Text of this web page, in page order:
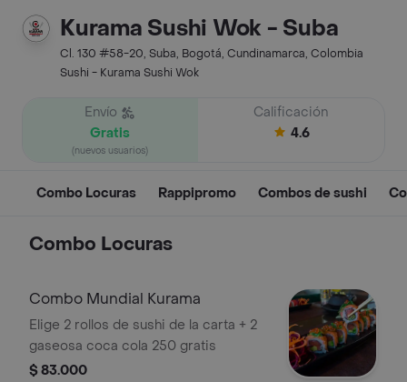
Kurama Sushi Wok - Suba
Cl. 130 #58-20, Suba, Bogotá, Cundinamarca, Colombia
Sushi - Kurama Sushi Wok
Envío
Gratis
(nuevos usuarios)
Calificación
4.6
Combo Locuras Rappipromo Combos de sushi
Combo Locuras
Combo Mundial Kurama
Elige 2 rollos de sushi de la carta + 2
gaseosa coca cola 250 gratis
$ 83.000